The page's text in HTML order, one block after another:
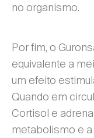
no organismo.
Por fim, o
equivalente a
um efeito
Quando em
Cortisol e
metabolismo e